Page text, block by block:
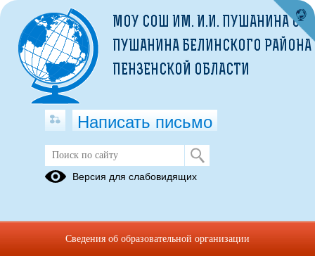
ОРКСЭ
МОУ СОШ ИМ. И.И. ПУШАНИНА С.
ПУШАНИНА БЕЛИНСКОГО РАЙОНА
ПЕНЗЕНСКОЙ ОБЛАСТИ
Написать письмо
Версия для слабовидящих
Сведения об образовательной организации